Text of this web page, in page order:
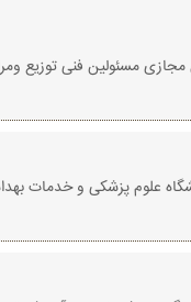
علوم پزشکی و خدمات